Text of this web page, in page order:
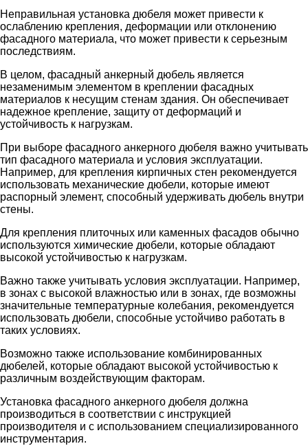
Неправильная установка дюбеля может привести к
ослаблению крепления, деформации или отклонению
фасадного материала, что может привести к серьезным
последствиям.
В целом, фасадный анкерный дюбель является
незаменимым элементом в креплении фасадных
материалов к несущим стенам здания. Он обеспечивает
надежное крепление, защиту от деформаций и
устойчивость к нагрузкам.
При выборе фасадного анкерного дюбеля важно учитывать
тип фасадного материала и условия эксплуатации.
Например, для крепления кирпичных стен рекомендуется
использовать механические дюбели, которые имеют
распорный элемент, способный удерживать дюбель внутри
стены.
Для крепления плиточных или каменных фасадов обычно
используются химические дюбели, которые обладают
высокой устойчивостью к нагрузкам.
Важно также учитывать условия эксплуатации. Например,
в зонах с высокой влажностью или в зонах, где возможны
значительные температурные колебания, рекомендуется
использовать дюбели, способные устойчиво работать в
таких условиях.
Возможно также использование комбинированных
дюбелей, которые обладают высокой устойчивостью к
различным воздействующим факторам.
Установка фасадного анкерного дюбеля должна
производиться в соответствии с инструкцией
производителя и с использованием специализированного
инструментария.